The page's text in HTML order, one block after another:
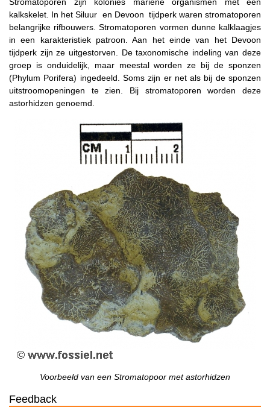
Stromatoporen zijn kolonies mariene organismen met een
kalkskelet. In het Siluur en Devoon tijdperk waren stromatoporen
belangrijke rifbouwers. Stromatoporen vormen dunne kalklaagjes
in een karakteristiek patroon. Aan het einde van het Devoon
tijdperk zijn ze uitgestorven. De taxonomische indeling van deze
groep is onduidelijk, maar meestal worden ze bij de sponzen
(Phylum Porifera) ingedeeld. Soms zijn er net als bij de sponzen
uitstroomopeningen te zien. Bij stromatoporen worden deze
astorhidzen genoemd.
Voorbeeld van een Stromatopoor met astorhidzen
Feedback